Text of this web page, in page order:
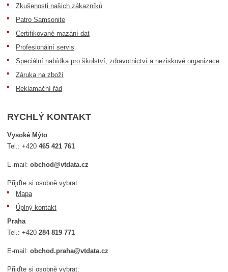
Zkušenosti našich zákazníků
Patro Samsonite
Certifikované mazání dat
Profesionální servis
Speciální nabídka pro školství, zdravotnictví a neziskové organizace
Záruka na zboží
Reklamační řád
RYCHLÝ KONTAKT
Vysoké Mýto
Tel.:+420465 421 761
E-mail:obchod@vtdata.cz
Přijďte si osobně vybrat:
Mapa
Úplný kontakt
Praha
Tel.:+420284 819 771
E-mail:obchod.praha@vtdata.cz
Přijďte si osobně vybrat: